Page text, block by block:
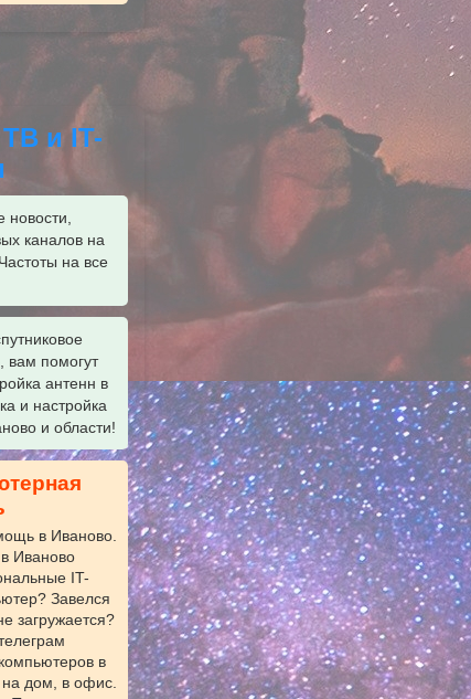
и IT-
каналов на
на все
вам помогут
антенн в
и настройка
и области!
в Иваново.
Иваново
IT-
Завелся
загружается?
в
на дом, в офис.